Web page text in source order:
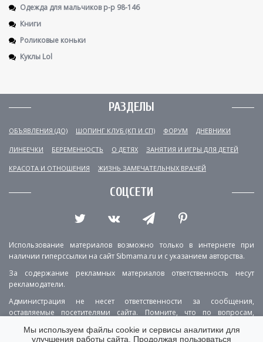
Одежда для мальчиков р-р 98-146
Книги
Роликовые коньки
Куклы Lol
РАЗДЕЛЫ
ОБЪЯВЛЕНИЯ (ДО) ШОПИНГ КЛУБ (КП И СП) ФОРУМ ДНЕВНИКИ
ЛИНЕЕЧКИ БЕРЕМЕННОСТЬ О ДЕТЯХ ЗАНЯТИЯ И ИГРЫ ДЛЯ ДЕТЕЙ
КРАСОТА И ОТНОШЕНИЯ ЖИЗНЬ ЗАМЕЧАТЕЛЬНЫХ ВРАЧЕЙ
СОЦСЕТИ
Использование материалов возможно только в интернете при
наличии гиперссылки на сайт Sibmama.ru и с указанием авторства.
За содержание рекламных материалов ответственность несут
рекламодатели.
Администрация не несет ответственности за сообщения,
оставляемые посетителями сайта. Помните, что по вопросам,
Мы используем файлы cookie и сервисы аналитики для
улучшения работы сайта. Продолжая пользоваться